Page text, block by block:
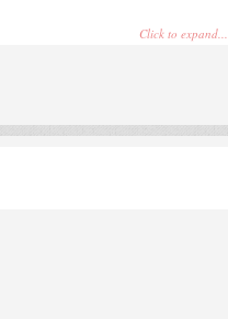
Click to expand...